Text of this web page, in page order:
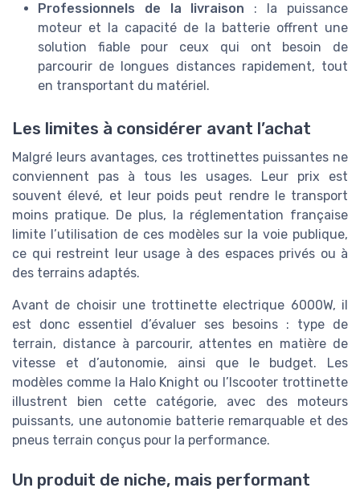
Professionnels de la livraison : la puissance
moteur et la capacité de la batterie offrent une
solution fiable pour ceux qui ont besoin de
parcourir de longues distances rapidement, tout
en transportant du matériel.
Les limites à considérer avant l’achat
Malgré leurs avantages, ces trottinettes puissantes ne
conviennent pas à tous les usages. Leur prix est
souvent élevé, et leur poids peut rendre le transport
moins pratique. De plus, la réglementation française
limite l’utilisation de ces modèles sur la voie publique,
ce qui restreint leur usage à des espaces privés ou à
des terrains adaptés.
Avant de choisir une trottinette electrique 6000W, il
est donc essentiel d’évaluer ses besoins : type de
terrain, distance à parcourir, attentes en matière de
vitesse et d’autonomie, ainsi que le budget. Les
modèles comme la Halo Knight ou l’Iscooter trottinette
illustrent bien cette catégorie, avec des moteurs
puissants, une autonomie batterie remarquable et des
pneus terrain conçus pour la performance.
Un produit de niche, mais performant